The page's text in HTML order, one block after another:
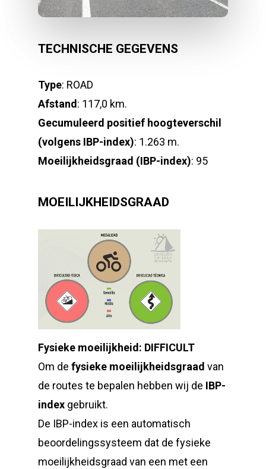
TECHNISCHE GEGEVENS
Type: ROAD
Afstand: 117,0 km.
Gecumuleerd positief hoogteverschil
(volgens IBP-index): 1.263 m.
Moeilijkheidsgraad (IBP-index): 95
MOEILIJKHEIDSGRAAD
Fysieke moeilijkheid: DIFFICULT
Om de fysieke moeilijkheidsgraad van
de routes te bepalen hebben wij de IBP-
index gebruikt.
De IBP-index is een automatisch
beoordelingssysteem dat de fysieke
moeilijkheidsgraad van een met een